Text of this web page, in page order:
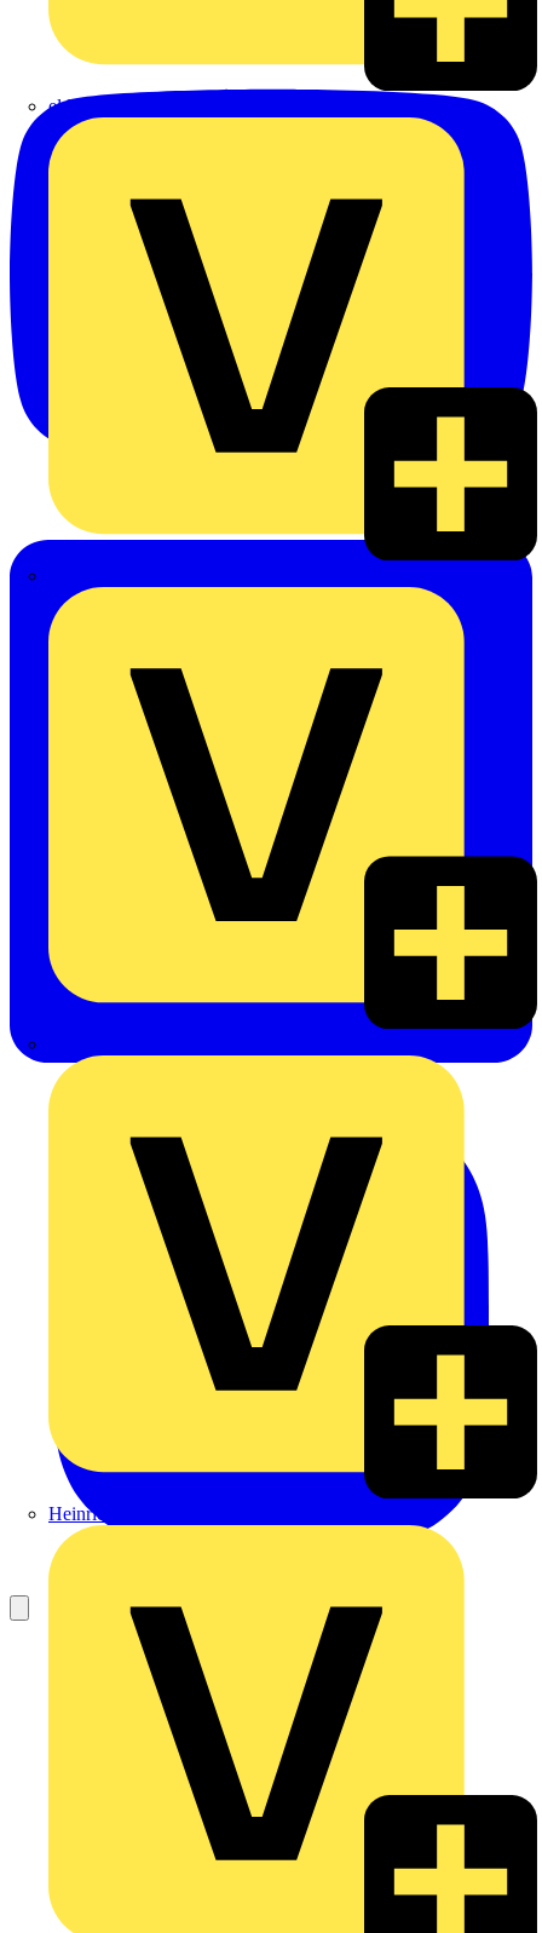
eldis electro distributor GmbH
Heinrich Häusler GmbH